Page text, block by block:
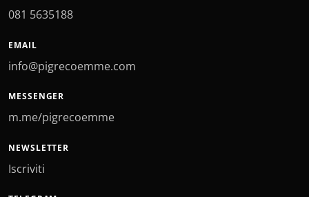
081 5635188
EMAIL
info@pigrecoemme.com
MESSENGER
m.me/pigrecoemme
NEWSLETTER
Iscriviti